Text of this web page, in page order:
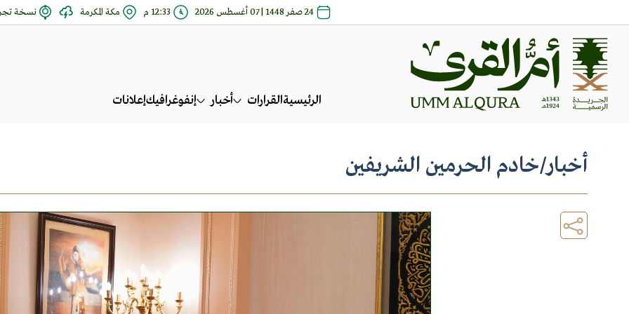
24 صفر 1448 | 07 أغسطس 2026 12:33 م مكة المكرمة نسخة
الرئيسيةالقرارات أخبار إنفوغرافيكإعلانات
أخبار/خادم الحرمين الشريفين